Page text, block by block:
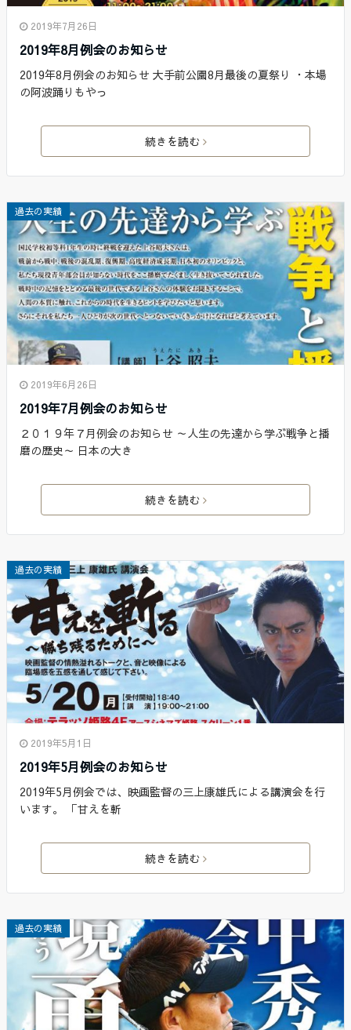
2019年7月26日
2019年8月例会のお知らせ
2019年8月例会のお知らせ 大手前公園8月最後の夏祭り ・本場
の阿波踊りもやっ
続きを読む
過去の実績
2019年6月26日
2019年7月例会のお知らせ
２０１９年７月例会のお知らせ ～人生の先達から学ぶ戦争と播
磨の歴史～ 日本の大き
続きを読む
過去の実績
2019年5月1日
2019年5月例会のお知らせ
2019年5月例会では、映画監督の三上康雄氏による講演会を行
います。 「甘えを斬
続きを読む
過去の実績